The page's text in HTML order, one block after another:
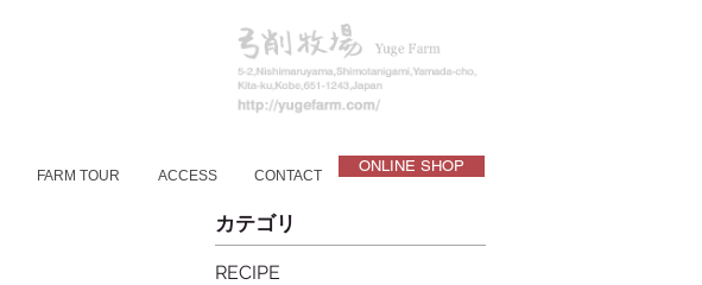
ONLINE SHOP
FARM TOUR ACCESS CONTACT
カテゴリ
RECIPE